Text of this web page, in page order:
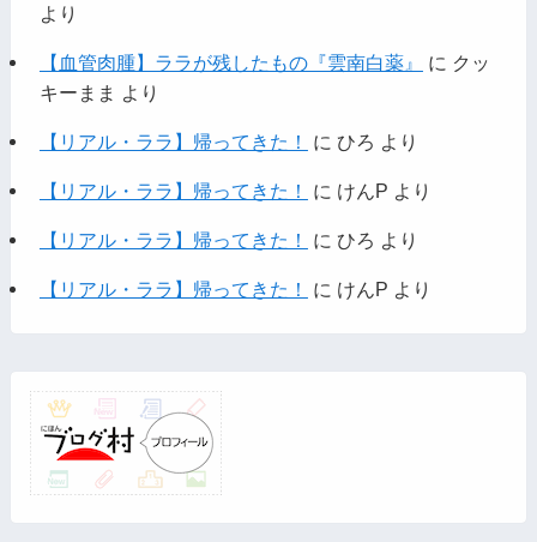
より
【血管肉腫】ララが残したもの『雲南白薬』 に クッ
キーまま より
【リアル・ララ】帰ってきた！ に ひろ より
【リアル・ララ】帰ってきた！ に けんP より
【リアル・ララ】帰ってきた！ に ひろ より
【リアル・ララ】帰ってきた！ に けんP より